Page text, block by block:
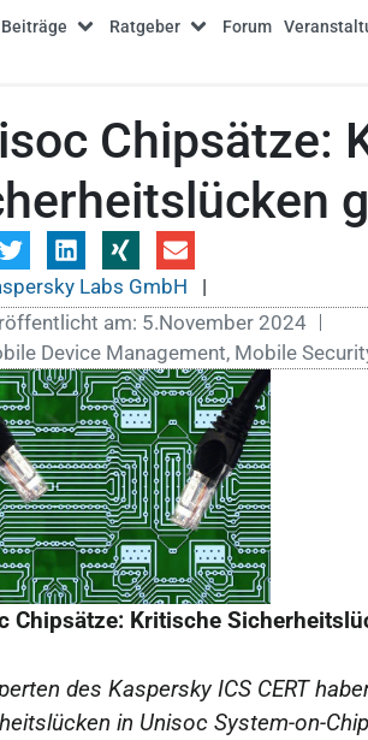
Beiträge Ratgeber Forum
Chipsätze:
Labs GmbH
|
am: 5.November 2024
Device Management, Mobile
Chipsätze: Kritische
des Kaspersky ICS CERT
in Unisoc System-on-